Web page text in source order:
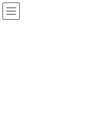
コ
ン
ナ
ビ